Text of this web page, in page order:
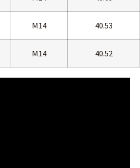
M14 40.53
M14 40.52